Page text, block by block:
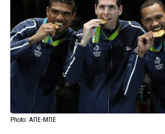
Photo: ΑΠΕ-ΜΠΕ